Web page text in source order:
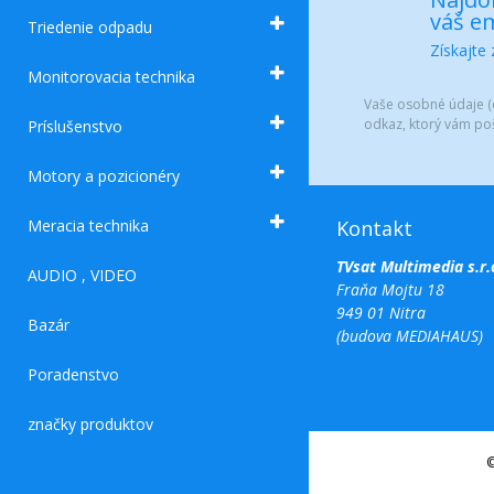
Triedenie odpadu
Monitorovacia technika
Príslušenstvo
Motory a pozicionéry
Meracia technika
AUDIO , VIDEO
Bazár
Poradenstvo
značky produktov
váš
Získajte
Vaše osobné údaje
odkaz, ktorý vám
Kontakt
TVsat Multimedia
Fraňa Mojtu 18
949 01 Nitra
(budova MEDIAHAUS)